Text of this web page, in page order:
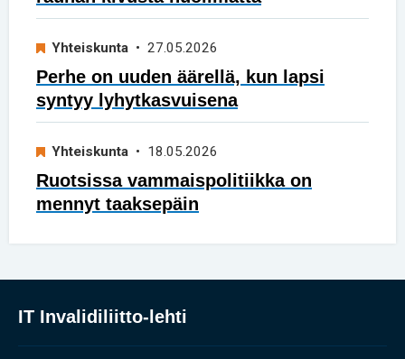
Yhteiskunta • 27.05.2026
Perhe on uuden äärellä, kun lapsi
syntyy lyhytkasvuisena
Yhteiskunta • 18.05.2026
Ruotsissa vammaispolitiikka on
mennyt taaksepäin
IT Invalidiliitto-lehti